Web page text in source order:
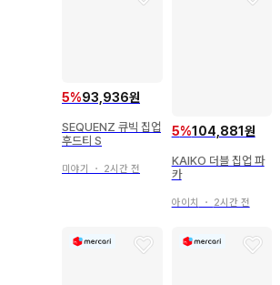
5%93,936원
SEQUENZ 큐빅 집업
후드티 S
미야기 ・ 2시간 전
5%104,881원
KAIKO 더블 집업 파
카
아이치 ・ 2시간 전